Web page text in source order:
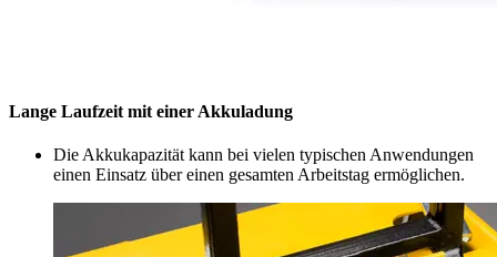
Lange Laufzeit mit einer Akkuladung
Die Akkukapazität kann bei vielen typischen Anwendungen
einen Einsatz über einen gesamten Arbeitstag ermöglichen.